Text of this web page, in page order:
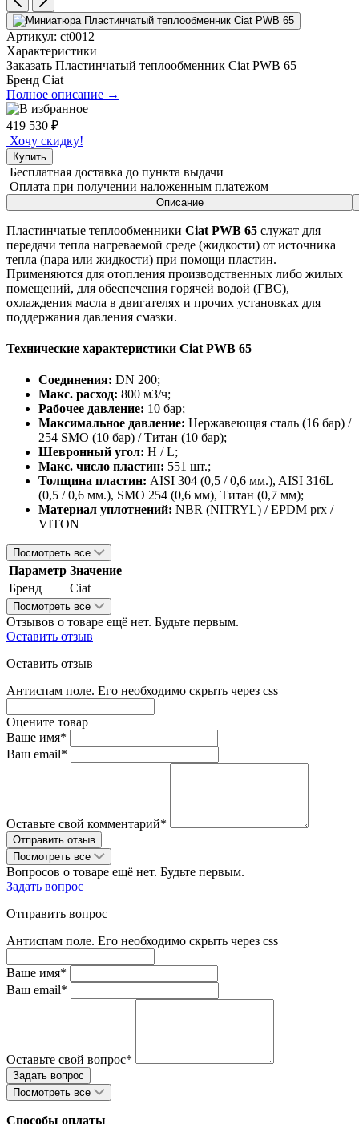
Артикул: ct0012
Характеристики
Заказать Пластинчатый теплообменник Ciat PWB 65
Бренд Ciat
Полное описание →
419 530 ₽
Хочу скидку!
Купить
Бесплатная доставка до пункта выдачи
Оплата при получении наложенным платежом
Описание
Пластинчатые теплообменники Ciat PWB 65 служат для
передачи тепла нагреваемой среде (жидкости) от источника
тепла (пара или жидкости) при помощи пластин.
Применяются для отопления производственных либо жилых
помещений, для обеспечения горячей водой (ГВС),
охлаждения масла в двигателях и прочих установках для
поддержания давления смазки.
Технические характеристики Ciat PWB 65
Соединения: DN 200;
Макс. расход: 800 м3/ч;
Рабочее давление: 10 бар;
Максимальное давление: Нержавеющая сталь (16 бар) /
254 SMO (10 бар) / Титан (10 бар);
Шевронный угол: H / L;
Макс. число пластин: 551 шт.;
Толщина пластин: AISI 304 (0,5 / 0,6 мм.), AISI 316L
(0,5 / 0,6 мм.), SMO 254 (0,6 мм), Титан (0,7 мм);
Материал уплотнений: NBR (NITRYL) / EPDM prx /
VITON
Посмотреть все
Параметр Значение
Бренд
Ciat
Посмотреть все
Отзывов о товаре ещё нет. Будьте первым.
Оставить отзыв
Оставить отзыв
Антиспам поле. Его необходимо скрыть через css
Оцените товар
Ваше имя*
Ваш email*
Оставьте свой комментарий*
Посмотреть все
Вопросов о товаре ещё нет. Будьте первым.
Задать вопрос
Отправить вопрос
Антиспам поле. Его необходимо скрыть через css
Ваше имя*
Ваш email*
Оставьте свой вопрос*
Посмотреть все
Способы оплаты